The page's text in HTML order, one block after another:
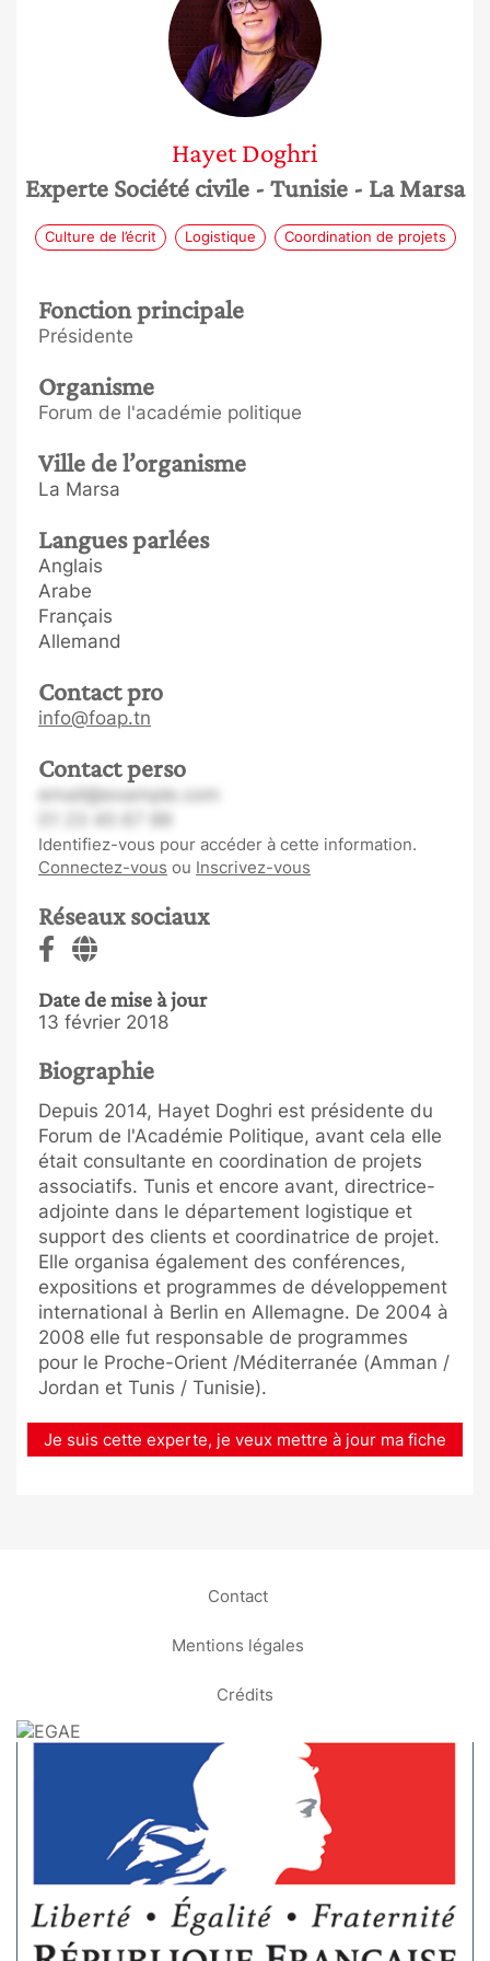
Hayet Doghri
Experte Société civile - Tunisie - La Marsa
Culture de l’écrit Logistique Coordination de projets
Fonction principale
Présidente
Organisme
Forum de l'académie politique
Ville de l’organisme
La Marsa
Langues parlées
Anglais
Arabe
Français
Allemand
Contact pro
info@foap.tn
Contact perso
email@example.com
Identifiez-vous pour accéder à cette information.
Connectez-vous ou Inscrivez-vous
Réseaux sociaux
Date de mise à jour
13 février 2018
Biographie
Depuis 2014, Hayet Doghri est présidente du
Forum de l'Académie Politique, avant cela elle
était consultante en coordination de projets
associatifs. Tunis et encore avant, directrice-
adjointe dans le département logistique et
support des clients et coordinatrice de projet.
Elle organisa également des conférences,
expositions et programmes de développement
international à Berlin en Allemagne. De 2004 à
2008 elle fut responsable de programmes
pour le Proche-Orient /Méditerranée (Amman /
Jordan et Tunis / Tunisie).
Je suis cette experte, je veux mettre à jour ma fiche
Contact
Mentions légales
Crédits